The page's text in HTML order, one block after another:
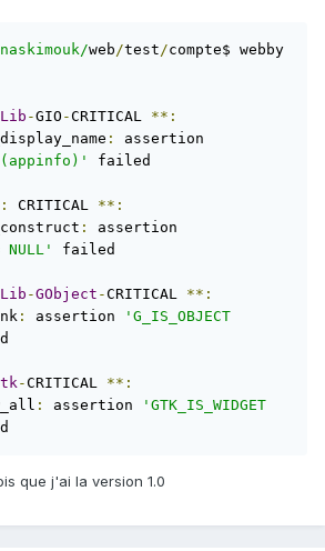
web/test/
-GIO -CRITICAL **:
:
(appinfo)'
failed
CRITICAL **:
:
NULL'
failed
-GObject -CRITICAL **:
: assertion
'G_IS_OBJECT
-CRITICAL **:
: assertion
'GTK_IS_WIDGET
que j'ai la version 1.0